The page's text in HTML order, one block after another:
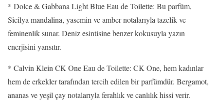
* Dolce & Gabbana Light Blue Eau de Toilette: Bu parfüm,
Sicilya mandalina, yasemin ve amber notalarıyla tazelik ve
feminenlik sunar. Deniz esintisine benzer kokusuyla yazın
enerjisini yansıtır.
* Calvin Klein CK One Eau de Toilette: CK One, hem kadınlar
hem de erkekler tarafından tercih edilen bir parfümdür. Bergamot,
ananas ve yeşil çay notalarıyla ferahlık ve canlılık hissi verir.